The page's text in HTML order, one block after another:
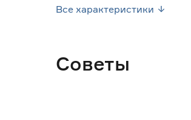
Все характеристики
Советы